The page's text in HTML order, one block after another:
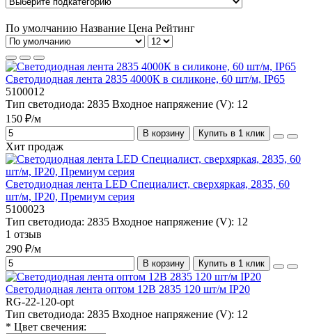
По умолчанию Название Цена Рейтинг
Светодиодная лента 2835 4000К в силиконе, 60 шт/м, IP65
5100012
Тип светодиода: 2835 Входное напряжение (V): 12
150 ₽/м
В корзину Купить в 1 клик
Хит продаж
Светодиодная лента LED Специалист, сверхяркая, 2835, 60
шт/м, IP20, Премиум серия
5100023
Тип светодиода: 2835 Входное напряжение (V): 12
1 отзыв
290 ₽/м
В корзину Купить в 1 клик
Светодиодная лента оптом 12В 2835 120 шт/м IP20
RG-22-120-opt
Тип светодиода: 2835 Входное напряжение (V): 12
* Цвет свечения: